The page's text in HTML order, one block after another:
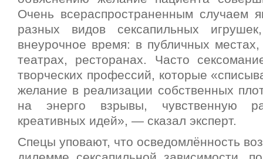
Очень всераспространенным случаем
разных видов сексапильных
внеурочное время: в публичных
театрах, ресторанах. Часто
творческих профессий, которые
желание в реализации собственных
на энерго взрывы, чувственную
креативных идей», — сказал эксперт.
Спецы уповают, что осведомлённость